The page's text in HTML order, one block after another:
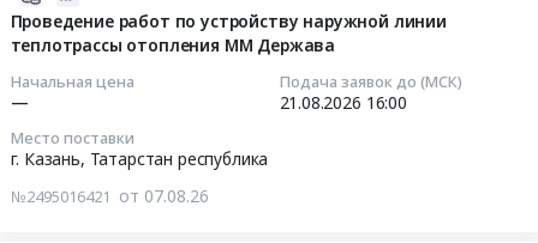
Проведение работ по устройству наружной линии
теплотрассы отопления ММ Держава
Начальная цена
—
Подача заявок до (МСК)
21.08.2026 16:00
Место поставки
г. Казань, Татарстан республика
№2495016421 от 07.08.26